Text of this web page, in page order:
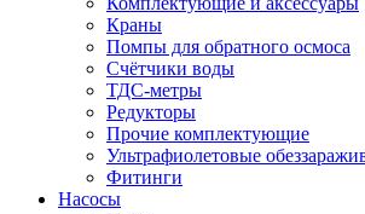
Краны
Помпы для обратного осмоса
Счётчики воды
ТДС-метры
Редукторы
Прочие комплектующие
Ультрафиолетовые
Фитинги
Насосы